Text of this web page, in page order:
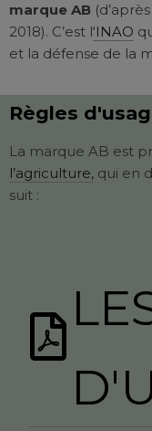
marque AB
2018). C’est l‘INAO
et la défense de la
Règles
La marque AB est
l’agriculture, qui en
suit :